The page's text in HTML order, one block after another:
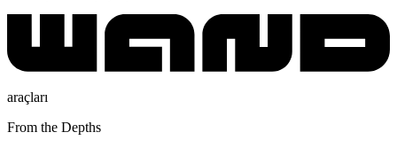
araçları
From the Depths